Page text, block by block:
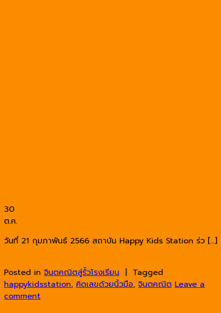
30
ต.ค.
วันที่ 21 กุมภาพันธ์ 2566 สถาบัน Happy Kids Station ร่ว […]
Posted in จินตคณิตสู่รั้วโรงเรียน | Tagged
happykidsstation, คิดเลขด้วยนิ้วมือ, จินตคณิต Leave a
comment